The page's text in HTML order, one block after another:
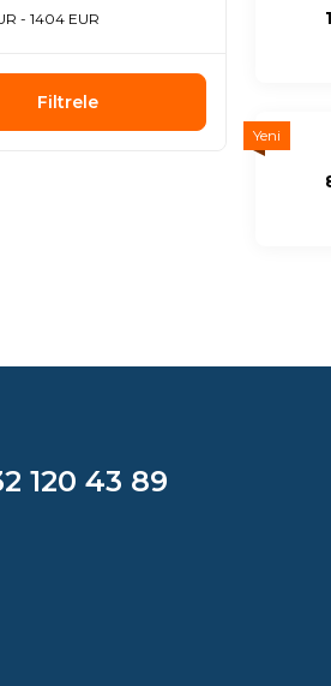
- 1404 EUR
Filtrele
Yeni
120 43 89